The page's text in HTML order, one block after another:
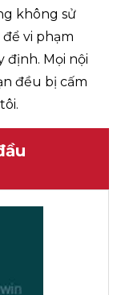
không sử
vi phạm
định. Mọi nội
đều bị cấm